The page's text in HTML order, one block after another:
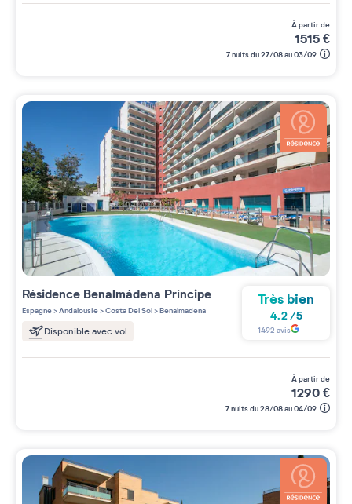
à partir de
1515€
7 nuits du 27/08 au 03/09
Résidence Benalmádena Príncipe
Espagne>Andalousie>Costa Del Sol>Benalmadena
Disponible avec vol
Très bien
4.2/5
1492 avis
à partir de
1290€
7 nuits du 28/08 au 04/09